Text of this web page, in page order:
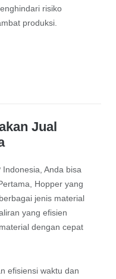
risiko
produksi.
Jual
Anda bisa
Hopper yang
jenis material
yang efisien
dengan cepat
efisiensi waktu dan